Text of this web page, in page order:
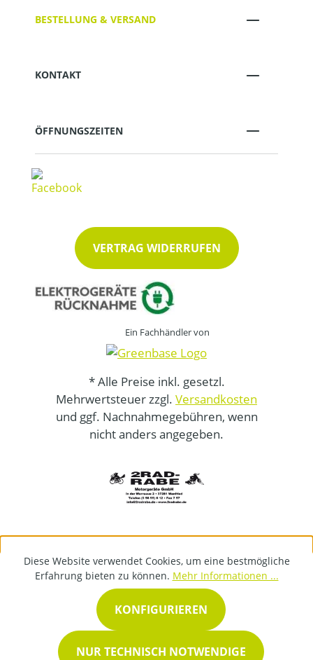
BESTELLUNG & VERSAND
KONTAKT
ÖFFNUNGSZEITEN
VERTRAG WIDERRUFEN
Ein Fachhändler von
* Alle Preise inkl. gesetzl.
Mehrwertsteuer zzgl. Versandkosten
und ggf. Nachnahmegebühren, wenn
nicht anders angegeben.
Diese Website verwendet Cookies, um eine bestmögliche
Erfahrung bieten zu können. Mehr Informationen ...
NUR TECHNISCH NOTWENDIGE
KONFIGURIEREN